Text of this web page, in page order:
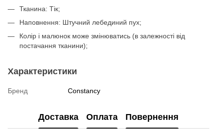
Тканина: Тік;
Наповнення: Штучний лебединий пух;
Колір і малюнок може змінюватись (в залежності від
постачання тканини);
Характеристики
Бренд Constancy
Доставка Оплата Повернення